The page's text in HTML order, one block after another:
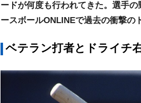
ードが何度も行われてきた。選手
ースボールONLINEで過去の衝撃の
ベテラン打者とドライチ